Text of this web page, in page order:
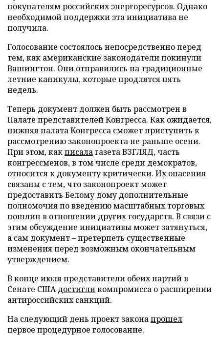
покупателям российских энергоресурсов. Однако
необходимой поддержки эта инициатива не
получила.
Голосование состоялось непосредственно перед
тем, как американские законодатели покинули
Вашингтон. Они отправились на традиционные
летние каникулы, которые продлятся пять
недель.
Теперь документ должен быть рассмотрен в
Палате представителей Конгресса. Как ожидается,
нижняя палата Конгресса сможет приступить к
рассмотрению законопроекта не раньше осени.
При этом, какписалагазета ВЗГЛЯД, часть
конгрессменов, в том числе среди демократов,
относится к документу критически. Их опасения
связаны с тем, что законопроект может
предоставить Белому дому дополнительные
полномочия по введению масштабных торговых
пошлин в отношении других государств. В связи с
этим обсуждение инициативы может затянуться,
а сам документ – претерпеть существенные
изменения перед возможным окончательным
утверждением.
В конце июля представители обеих партий в
Сенате СШАдостигликомпромисса о расширении
антироссийских санкций.
На следующий день проект законапрошел
первое процедурное голосование.